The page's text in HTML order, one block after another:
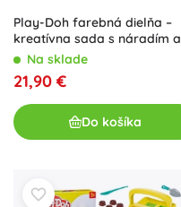
Play-Doh farebná dielňa –
kreatívna sada s náradím a
pílouNa sklade
21,90 €
Do košíka